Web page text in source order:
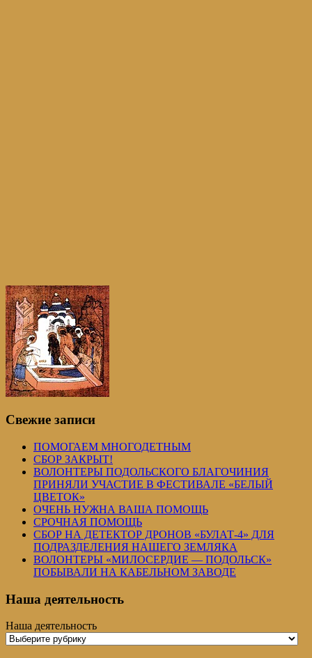
Свежие записи
ПОМОГАЕМ МНОГОДЕТНЫМ
СБОР ЗАКРЫТ!
ВОЛОНТЕРЫ ПОДОЛЬСКОГО БЛАГОЧИНИЯ
ПРИНЯЛИ УЧАСТИЕ В ФЕСТИВАЛЕ «БЕЛЫЙ
ЦВЕТОК»
ОЧЕНЬ НУЖНА ВАША ПОМОЩЬ
СРОЧНАЯ ПОМОЩЬ
СБОР НА ДЕТЕКТОР ДРОНОВ «БУЛАТ-4» ДЛЯ
ПОДРАЗДЕЛЕНИЯ НАШЕГО ЗЕМЛЯКА
ВОЛОНТЕРЫ «МИЛОСЕРДИЕ — ПОДОЛЬСК»
ПОБЫВАЛИ НА КАБЕЛЬНОМ ЗАВОДЕ
Наша деятельность
Наша деятельность